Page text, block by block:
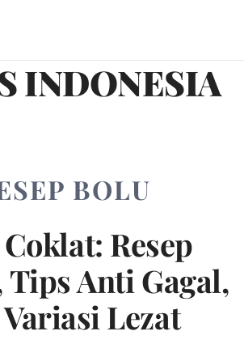
INDONESIA
BOLU
Resep
Anti Gagal,
Lezat